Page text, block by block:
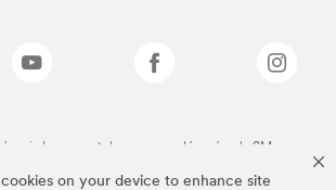
cookies on your device to enhance site
ci-dessus sont des marques déposées de 3M.